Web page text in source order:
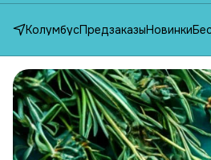
КолумбусПредзаказыНовинки